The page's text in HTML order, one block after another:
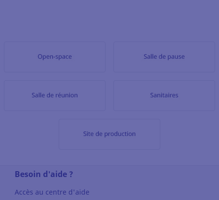
Besoin d'aide ?
Accès au centre d'aide